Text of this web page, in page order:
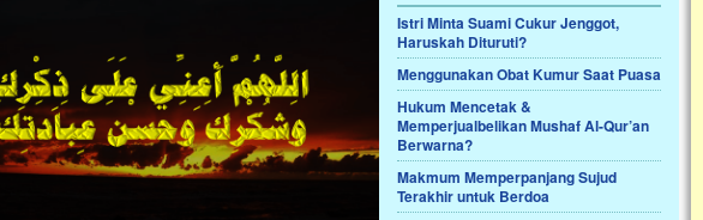
Istri Minta Suami Cukur Jenggot,
Haruskah Dituruti?
Menggunakan Obat Kumur Saat Puasa
Hukum Mencetak &
Memperjualbelikan Mushaf Al-Qur’an
Berwarna?
Makmum Memperpanjang Sujud
Terakhir untuk Berdoa
Bantu Naura, Balita Hebat Sembuh Dari
Tumor Pembuluh Darah
Hidup Naura Salsabila dipenuhi dengan
rintangan yang sangat berat. Meskipun baru
berusia sepuluh bulan, bayi yang imut ini harus
menghadapi penyakit yang dahsyat, yaitu tumor
pembuluh darah berukuran...